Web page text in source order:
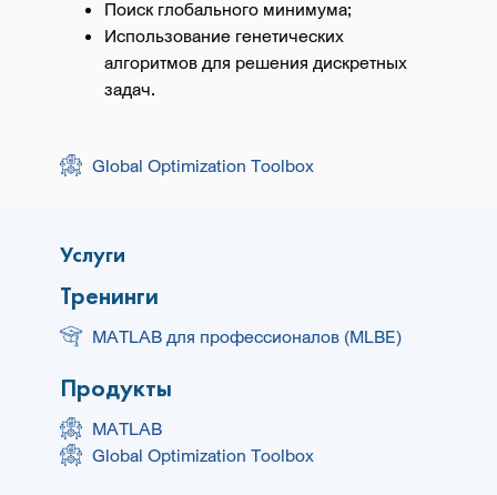
Поиск глобального минимума;
Использование генетических
алгоритмов для решения дискретных
задач.
Global Optimization Toolbox
Услуги
Тренинги
MATLAB для профессионалов (MLBE)
Продукты
MATLAB
Global Optimization Toolbox